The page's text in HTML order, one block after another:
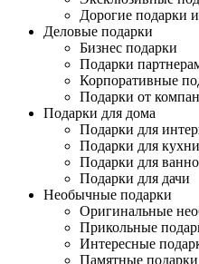
Дорогие подарки
Деловые подарки
Бизнес подарки
Подарки
Корпоративные
Подарки от
Подарки для дома
Подарки для
Подарки для кухни
Подарки для
Подарки для дачи
Необычные подарки
Оригинальные
Прикольные
Интересные
Памятные подарки